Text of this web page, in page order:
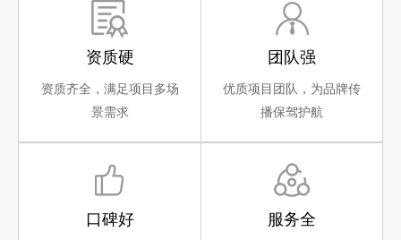
资质硬
资质齐全，满足项目多场
景需求
团队强
优质项目团队，为品牌传
播保驾护航
口碑好 服务全